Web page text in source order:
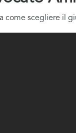
come scegliere il